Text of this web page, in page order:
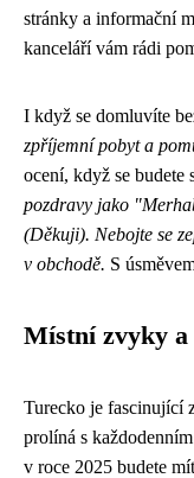
stránky a informační
kanceláří vám rádi
I když se domluvíte
zpříjemní pobyt a
ocení, když se
pozdravy jako
(Děkuji). Nebojte se
v obchodě. S
Místní zvyky
Turecko je fascinující
prolíná s
v roce 2025 budete